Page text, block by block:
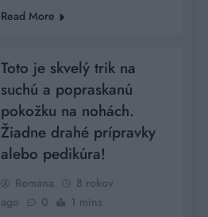
Read More
Toto je skvelý trik na
suchú a popraskanú
pokožku na nohách.
Žiadne drahé prípravky
alebo pedikúra!
Romana
8 rokov
ago
0 1 mins